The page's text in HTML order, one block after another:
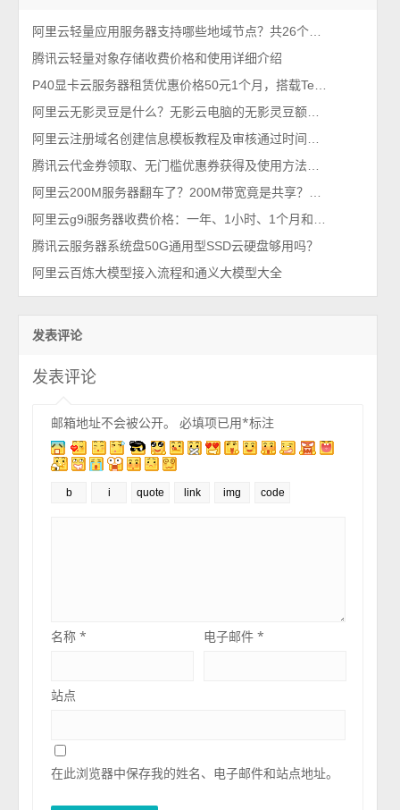
阿里云轻量应用服务器支持哪些地域节点？共26个地区可选择
腾讯云轻量对象存储收费价格和使用详细介绍
P40显卡云服务器租赁优惠价格50元1个月，搭载Tesla P40显卡
阿里云无影灵豆是什么？无影云电脑的无影灵豆额度、配置及使用说明
阿里云注册域名创建信息模板教程及审核通过时间说明
腾讯云代金券领取、无门槛优惠券获得及使用方法（更新）
阿里云200M服务器翻车了？200M带宽竟是共享？怪不得价格便宜
阿里云g9i服务器收费价格：一年、1小时、1个月和一周费用明细表
腾讯云服务器系统盘50G通用型SSD云硬盘够用吗？
阿里云百炼大模型接入流程和通义大模型大全
发表评论
发表评论
邮箱地址不会被公开。 必填项已用*标注
名称* 电子邮件*
站点
在此浏览器中保存我的姓名、电子邮件和站点地址。